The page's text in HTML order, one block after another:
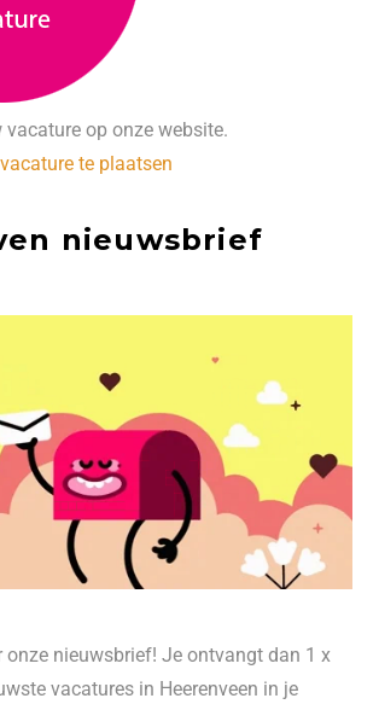
op onze website.
te plaatsen
nieuwsbrief
onze nieuwsbrief! Je ontvangt dan 1 x
vacatures in Heerenveen in je